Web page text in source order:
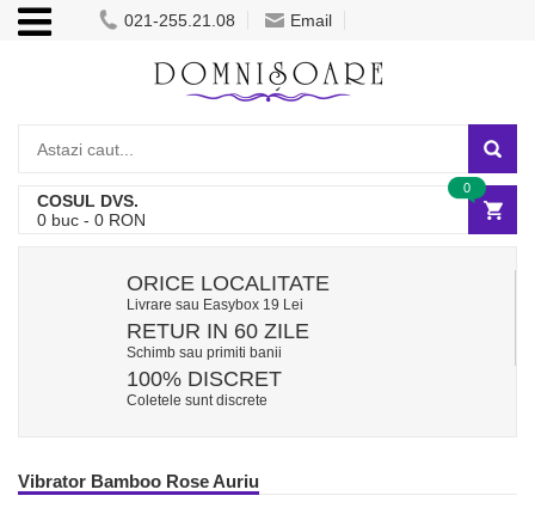
021-255.21.08 Email
COSUL DVS.
0 buc - 0 RON
0
ORICE LOCALITATE
Livrare sau Easybox 19 Lei
RETUR IN 60 ZILE
Schimb sau primiti banii
100% DISCRET
Coletele sunt discrete
Vibrator Bamboo Rose Auriu